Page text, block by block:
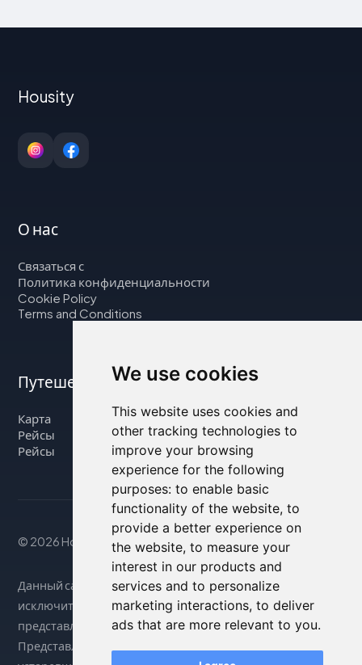
We use cookies
This website uses cookies and
other tracking technologies to
improve your browsing
experience for the following
purposes: to enable basic
functionality of the website, to
provide a better experience on
the website, to measure your
interest in our products and
services and to personalize
marketing interactions, to deliver
ads that are more relevant to you.
Housity
О нас
Связаться с
Политика конфиденциальности
Cookie Policy
Terms and Conditions
Путешествуйте с нами
Карта
Рейсы
Рейсы
© 2026 Housity.net
Данный сайт предоставляет информацию
исключительно в справочных целях и никак не связан с
представленными на нем объектами размещения.
Представленная информация может быть неточной или